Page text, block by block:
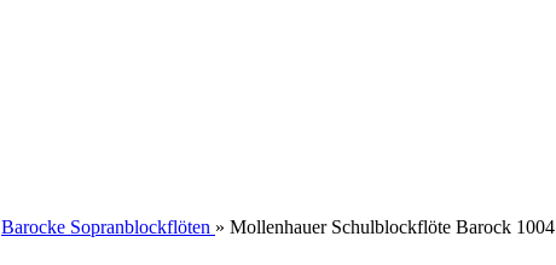
Barocke Sopranblockflöten » Mollenhauer Schulblockflöte Barock 1004